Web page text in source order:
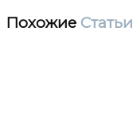
Похожие Статьи